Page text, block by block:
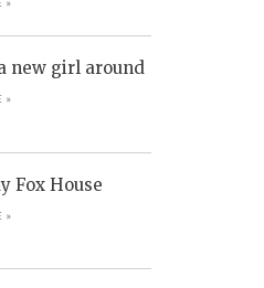
new girl around
»
Fox House
»